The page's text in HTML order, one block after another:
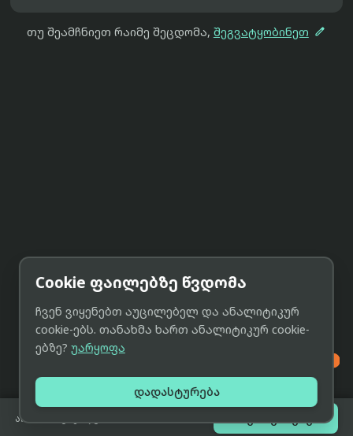
თუ შეამჩნიეთ რაიმე შეცდომა, შეგვატყობინეთ 
არ არის გაყიდვაში შეთავაზებები

Cookie ფაილებზე წვდომა
ჩვენ ვიყენებთ აუცილებელ და ანალიტიკურ
cookie-ებს. თანახმა ხართ ანალიტიკურ cookie-
ებზე? უარყოფა
დადასტურება